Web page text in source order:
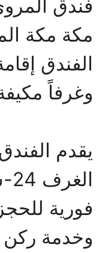
فندق
مكة مكة
وغرفاً
يقدم
فورية
وخدمة ركن